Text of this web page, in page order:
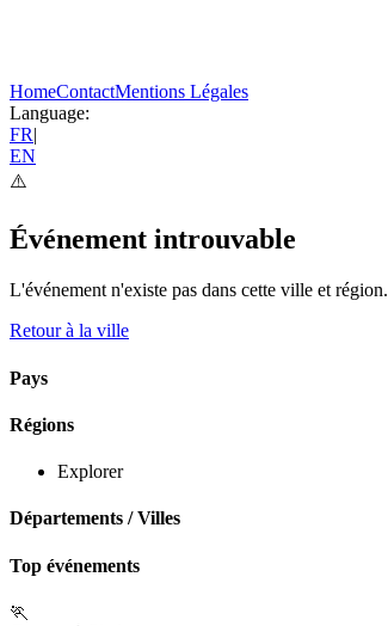
HomeContactMentions Légales
Language:
FR|
EN
⚠️
Événement introuvable
L'événement n'existe pas dans cette ville et région.
Retour à la ville
Pays
Régions
Explorer
Départements /Villes
Top événements
🏃